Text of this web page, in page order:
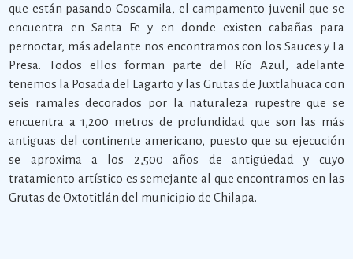
que están pasando Coscamila, el campamento juvenil que se
encuentra en Santa Fe y en donde existen cabañas para
pernoctar, más adelante nos encontramos con los Sauces y La
Presa. Todos ellos forman parte del Río Azul, adelante
tenemos la Posada del Lagarto y las Grutas de Juxtlahuaca con
seis ramales decorados por la naturaleza rupestre que se
encuentra a 1,200 metros de profundidad que son las más
antiguas del continente americano, puesto que su ejecución
se aproxima a los 2,500 años de antigüedad y cuyo
tratamiento artístico es semejante al que encontramos en las
Grutas de Oxtotitlán del municipio de Chilapa.